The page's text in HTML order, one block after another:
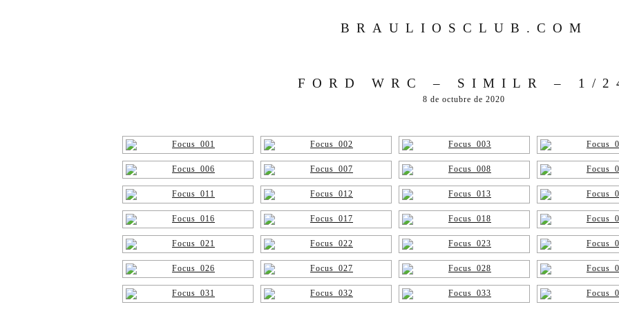
BRAULIOSCLUB.COM
FORD WRC – SIMILR – 1/
8 de octubre de 2020